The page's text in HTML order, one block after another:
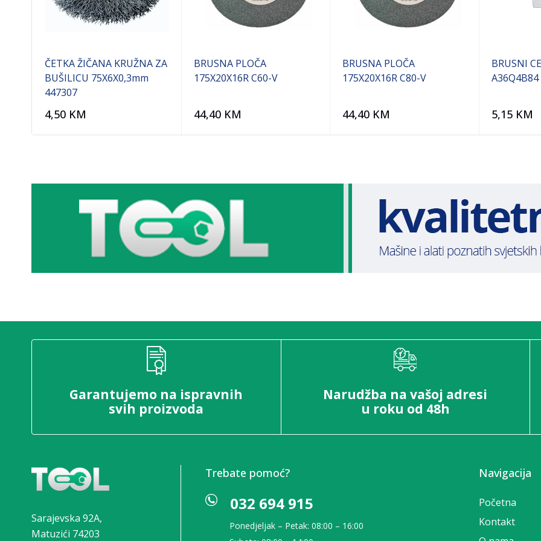
ČETKA ŽIČANA KRUŽNA ZA
BUŠILICU 75X6X0,3mm
447307
4,50 KM
BRUSNA PLOČA
175X20X16R C60-V
44,40 KM
BRUSNA PLOČA
175X20X16R C80-V
44,40 KM
BRUSNI
A36Q4B84
5,15 KM
Garantujemo na ispravnih
svih proizvoda
Narudžba na vašoj adresi
u roku od 48h
Sarajevska 92A,
Matuzići 74203
Trebate pomoć?
032 694 915
Ponedjeljak – Petak: 08:00 – 16:00
Navigacija
Početna
Kontakt